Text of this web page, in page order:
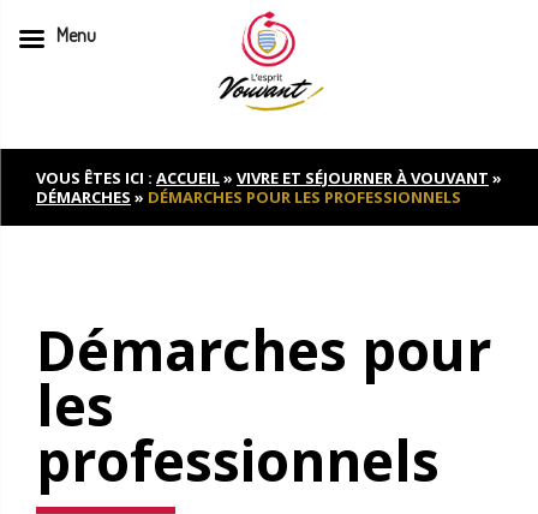
to
contentVOUS ÊTES ICI : ACCUEIL» VIVRE ET SÉJOURNER À VOUVANT »
DÉMARCHES » DÉMARCHES POUR LES PROFESSIONNELS
Démarches pour
les
professionnels
Menu